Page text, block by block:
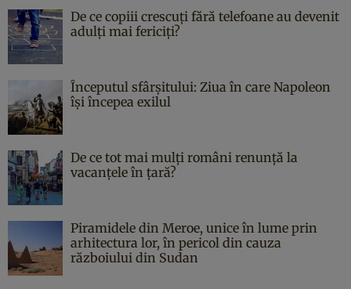
De ce copiii crescuți fără telefoane au devenit
adulți mai fericiți?
Începutul sfârşitului: Ziua în care Napoleon
îşi începea exilul
De ce tot mai mulți români renunță la
vacanțele în țară?
Piramidele din Meroe, unice în lume prin
arhitectura lor, în pericol din cauza
războiului din Sudan